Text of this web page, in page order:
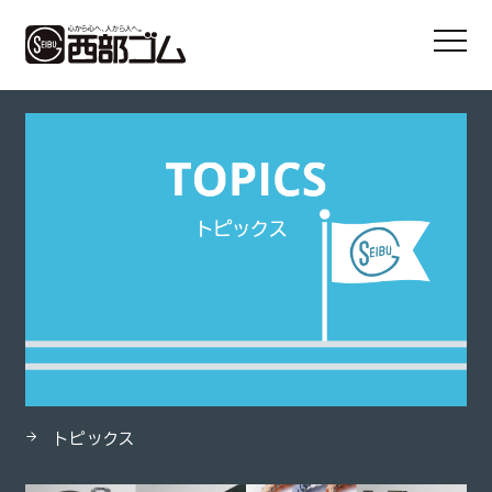
HOME 製品
トピックス